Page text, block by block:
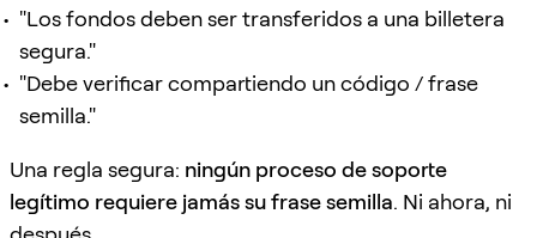
"Los fondos deben ser transferidos a una billetera
segura."
"Debe verificar compartiendo un código / frase
semilla."
Una regla segura: ningún proceso de soporte
legítimo requiere jamás su frase semilla. Ni ahora, ni